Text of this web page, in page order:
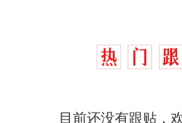
目前还没有跟贴，